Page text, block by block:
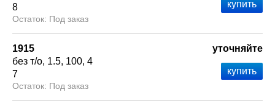
8
Под заказ
1915
без т/о 1.5 100 4
7
Под заказ
уточняйте